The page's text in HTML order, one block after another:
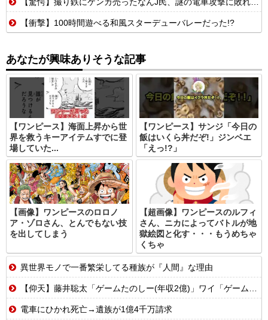
【衝撃】100時間遊べる和風スターデューバレーだった!?
あなたが興味ありそうな記事
【ワンピース】海面上昇から世
界を救うキーアイテムすでに登
場していた...
【ワンピース】サンジ「今日の
飯はいくら丼だぞ!」ジンベエ
「えっ!?」
【画像】ワンピースのロロノ
ア・ゾロさん、とんでもない技
を出してしまう
【超画像】ワンピースのルフィ
さん、ニカによってバトルが地
獄絵図と化す・・・もうめちゃ
くちゃ
異世界モノで一番繁栄してる種族が『人間』な理由
【仰天】藤井聡太「ゲームたのしー(年収2億)」ワイ「ゲームたのしー(年収200万)」
電車にひかれ死亡→遺族が1億4千万請求